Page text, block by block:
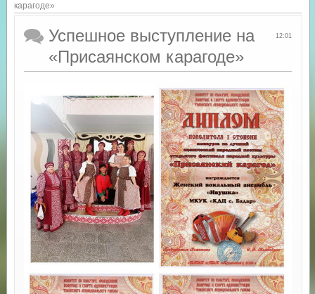
карагоде»
12:01
Успешное выступление на
«Присаянском карагоде»